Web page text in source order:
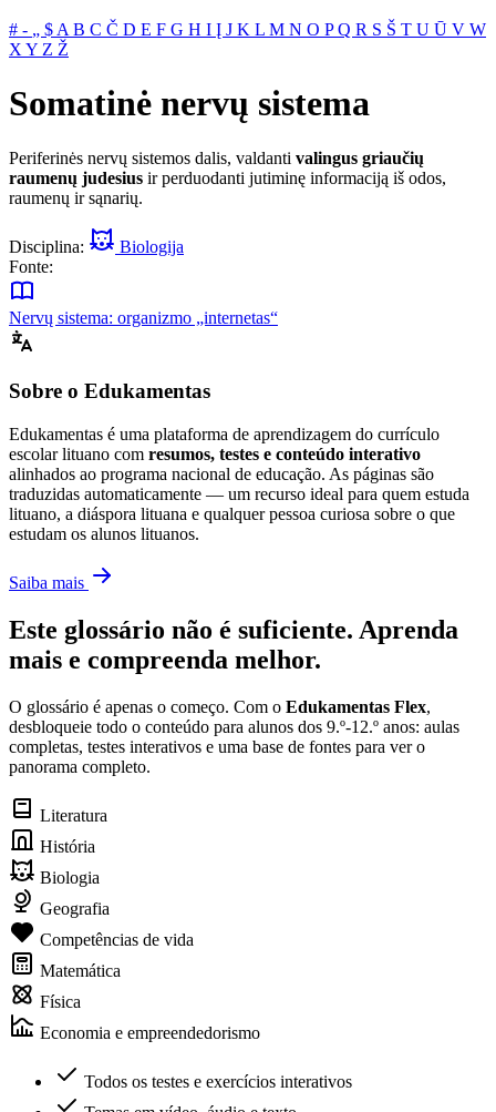
# ‐ „ $ A B C Č D E F G H I Į J K L M N O PQ R S Š T U Ū V W
X Y Z Ž
Somatinė nervų sistema
Periferinės nervų sistemos dalis, valdanti valingus griaučių
raumenų judesius ir perduodanti jutiminę informaciją iš odos,
raumenų ir sąnarių.
Disciplina:
Biologija
Fonte:
Nervų sistema: organizmo „internetas“
Sobre o Edukamentas
Edukamentas é uma plataforma de aprendizagem do currículo
escolar lituano com resumos, testes e conteúdo interativo
alinhados ao programa nacional de educação. As páginas são
traduzidas automaticamente — um recurso ideal para quem estuda
lituano, a diáspora lituana e qualquer pessoa curiosa sobre o que
estudam os alunos lituanos.
Saiba mais
Este glossário não é suficiente. Aprenda
mais e compreenda melhor.
O glossário é apenas o começo. Com o Edukamentas Flex,
desbloqueie todo o conteúdo para alunos dos 9.º-12.º anos: aulas
completas, testes interativos e uma base de fontes para ver o
panorama completo.
Literatura
História
Biologia
Geografia
Competências de vida
Matemática
Física
Economia e empreendedorismo
Todos os testes e exercícios interativos